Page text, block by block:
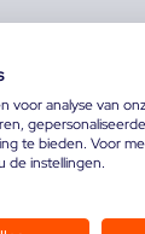
voor analyse van
te bieden. Voor
de instellingen.